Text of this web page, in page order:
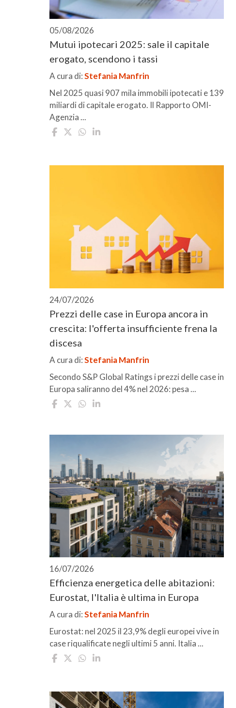
05/08/2026
Mutui ipotecari 2025: sale il capitale
erogato, scendono i tassi
A cura di:Stefania Manfrin
Nel 2025 quasi 907 mila immobili ipotecati e 139
miliardi di capitale erogato. Il Rapporto OMI-
Agenzia ...
24/07/2026
Prezzi delle case in Europa ancora in
crescita: l'offerta insufficiente frena la
discesa
A cura di:Stefania Manfrin
Secondo S&P Global Ratings i prezzi delle case in
Europa saliranno del 4% nel 2026: pesa ...
16/07/2026
Efficienza energetica delle abitazioni:
Eurostat, l'Italia è ultima in Europa
A cura di:Stefania Manfrin
Eurostat: nel 2025 il 23,9% degli europei vive in
case riqualificate negli ultimi 5 anni. Italia ...